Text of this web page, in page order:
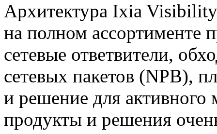
Архитектура Ixia
на полном ассортименте
сетевые ответвители,
сетевых пакетов (NPB),
и решение для активного
продукты и решения